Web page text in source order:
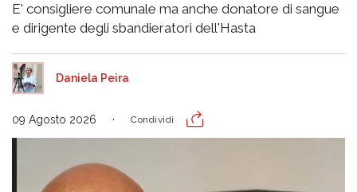
E' consigliere comunale ma anche donatore di sangue
e dirigente degli sbandieratori dell'Hasta
Daniela Peira
09 Agosto 2026 Condividi